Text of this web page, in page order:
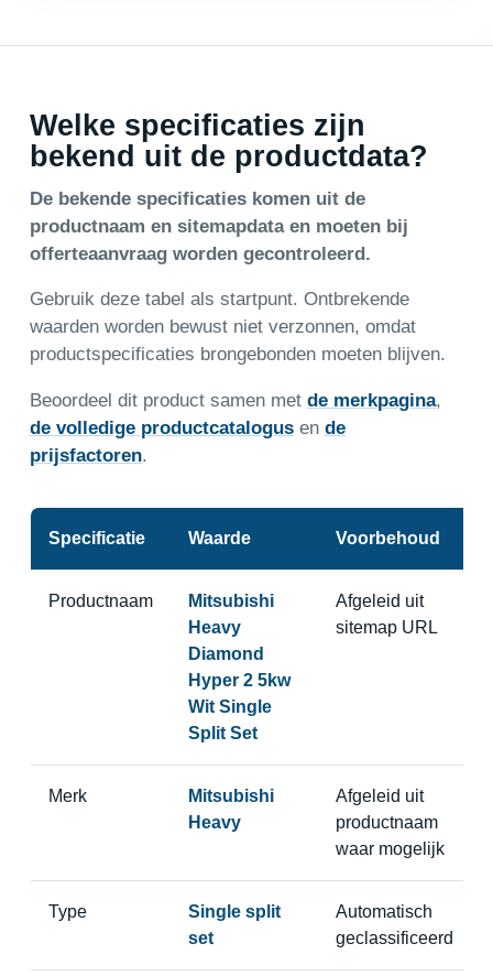
Welke specificaties zijn
bekend uit de productdata?
De bekende specificaties komen uit de
productnaam en sitemapdata en moeten bij
offerteaanvraag worden gecontroleerd.
Gebruik deze tabel als startpunt. Ontbrekende
waarden worden bewust niet verzonnen, omdat
productspecificaties brongebonden moeten blijven.
Beoordeel dit product samen met de merkpagina,
de volledige productcatalogusen de
prijsfactoren.
Specificatie Waarde Voorbehoud
Productnaam
Mitsubishi
Heavy
Diamond
Hyper 2 5kw
Wit Single
Split Set
Afgeleid uit
sitemap URL
Merk
Mitsubishi
Heavy
Afgeleid uit
productnaam
waar mogelijk
Type
Single split
set
Automatisch
geclassificeerd